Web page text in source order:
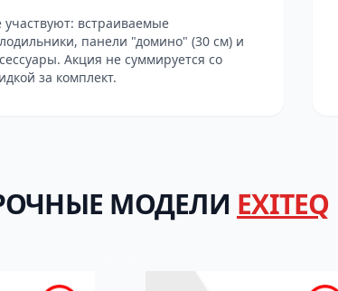
участвуют: встраиваемые
панели "домино" (30 см) и
Акция не суммируется со
за комплект.
МОДЕЛИ EXITEQ